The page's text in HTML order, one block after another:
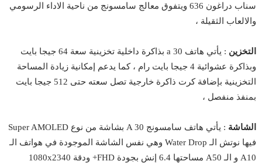
سناب دراغون 636 ويتفوق معالج سامسونج من ناحية الاداء الرسومي
والالعاب الثقيلة ،
التخزين
: يأتي هاتف a 30 بذاكرة داخلية تخزينية سعة 64 جيجا بايت
وبذاكرة عشوائية 4 جيجا بايت رام ، كما يدعم إمكانية زيادة المساحة
التخزينية بإضافة كرت ذاكرة خارجية تصل سعته حتى 512 جيجا بايت
بمنفذ منفصل ،
الشاشة
: يأتي هاتف سامسونج A 30 بشاشة من نوع Super AMOLED
فيها نوتش الـ Water Drop وهي نفس الشاشة الموجودة في هواتف الـ
A10 و الـ A50 مساحتها 6.4 إنش بجودة FHD+ ودقة 1080x2340